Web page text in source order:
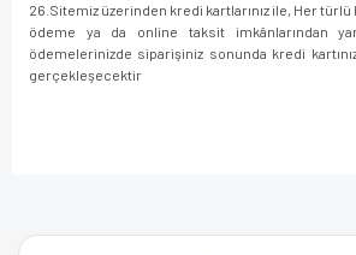
26.Sitemiz üzerinden kredi kartlarınız ile, Her türlü
ödeme ya da online taksit imkânlarından
ödemelerinizde siparişiniz sonunda kredi
gerçekleşecektir